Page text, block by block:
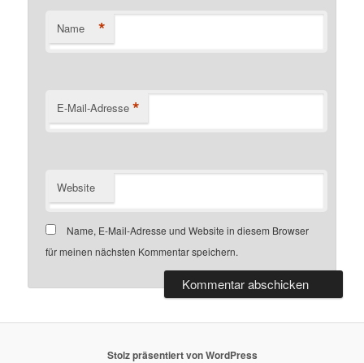
Name *
E-Mail-Adresse *
Website
Name, E-Mail-Adresse und Website in diesem Browser
für meinen nächsten Kommentar speichern.
Stolz präsentiert von WordPress